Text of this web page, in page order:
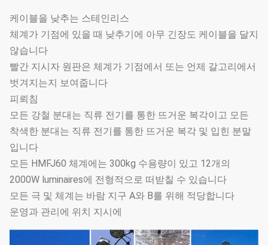
케이블을 낮추는 스테인리스
체계가 기점에 있을 때 낮추기에 아무 긴장도 케이블을 달지
않습니다
빨간 지시자 원판은 체계가 기점에서 또는 언제 갈고리에서
벗겨지는지 보여줍니다
피뢰침
모든 강철 분대는 직류 전기를 통한 뜨거운 복각이고 모든
착색한 분대는 직류 전기를 통한 뜨거운 복각 및 입힌 분말
입니다
모든 HMFJ60 체계에는 300kg 수용량이 있고 12개의
2000W luminaires에 전형적으로 떠받칠 수 있습니다
모든 극 및 체계는 바람 지구 A와 B를 위해 적당합니다
운영과 관리에 위치 지시에